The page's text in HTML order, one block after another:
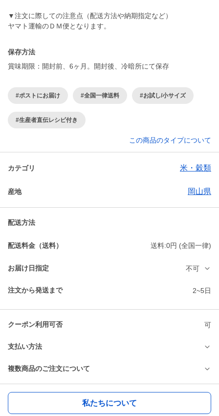
▼注文に際しての注意点（配送方法や納期指定など）
ヤマト運輸のＤＭ便となります。
保存方法
賞味期限：開封前、6ヶ月。開封後、冷暗所にて保存
#ポストにお届け #全国一律送料 #お試し/小サイズ
#生産者直伝レシピ付き
この商品のタイプについて
カテゴリ 米・穀類
産地 岡山県
配送方法
配送料金（送料） 送料:0円 (全国一律)
お届け日指定 不可
注文から発送まで 2~5日
クーポン利用可否 可
支払い方法
複数商品のご注文について
私たちについて